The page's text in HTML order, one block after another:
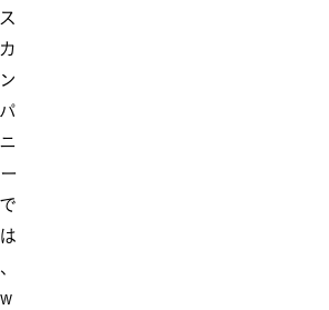
ス
カ
ン
パ
ニ
ー
で
は
、
w